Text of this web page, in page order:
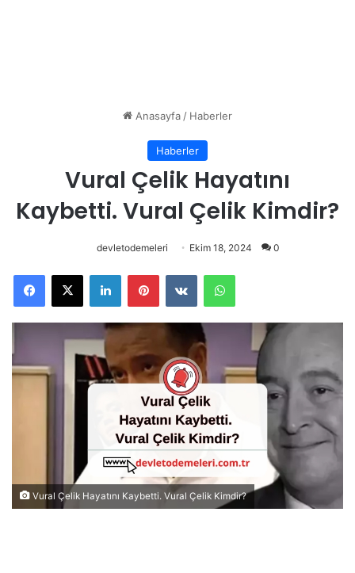
Anasayfa/ Haberler
Haberler
Vural Çelik Hayatını
Kaybetti. Vural Çelik Kimdir?
devletodemeleri Ekim 18, 2024 0
Vural Çelik Hayatını Kaybetti. Vural Çelik Kimdir?